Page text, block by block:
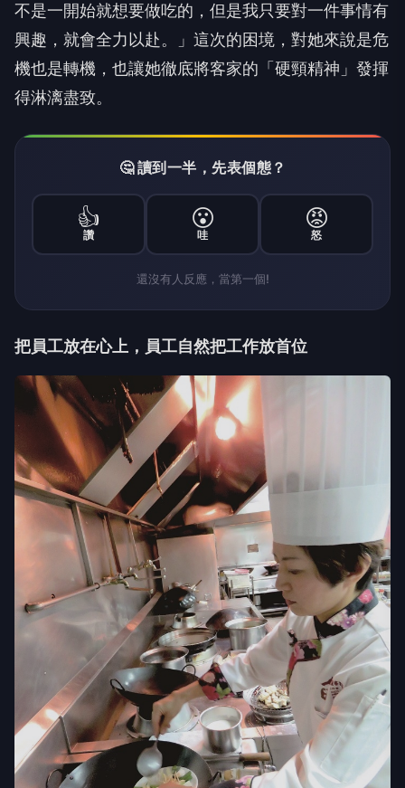
不是一開始就想要做吃的，但是我只要對一件事情有
興趣，就會全力以赴。」這次的困境，對她來說是危
機也是轉機，也讓她徹底將客家的「硬頸精神」發揮
得淋漓盡致。
🤔 讀到一半，先表個態？
👍
讚
😮
哇
😡
怒
還沒有人反應，當第一個!
把員工放在心上，員工自然把工作放首位